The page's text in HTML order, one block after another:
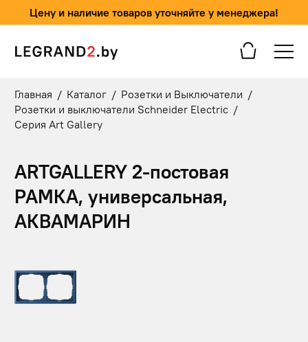
Цену и наличие товаров уточняйте у менеджера!
Главная / Каталог / Розетки и Выключатели /
Розетки и выключатели Schneider Electric /
Серия Art Gallery
ARTGALLERY 2-постовая
РАМКА, универсальная,
АКВАМАРИН